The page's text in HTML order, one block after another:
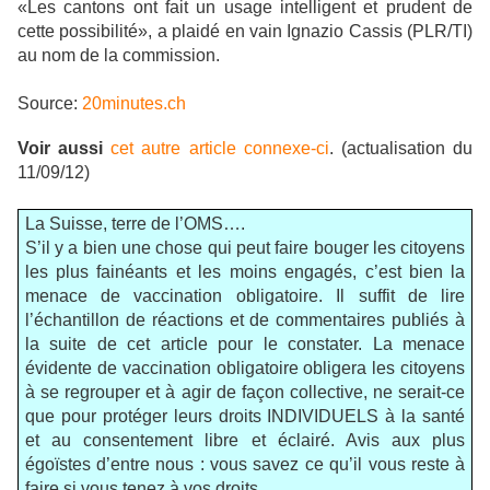
«Les cantons ont fait un usage intelligent et prudent de
cette possibilité», a plaidé en vain Ignazio Cassis (PLR/TI)
au nom de la commission.
Source: 20minutes.ch
Voir aussi cet autre article connexe-ci. (actualisation du
11/09/12)
La Suisse, terre de l’OMS….
S’il y a bien une chose qui peut faire bouger les citoyens
les plus fainéants et les moins engagés, c’est bien la
menace de vaccination obligatoire. Il suffit de lire
l’échantillon de réactions et de commentaires publiés à
la suite de cet article pour le constater. La menace
évidente de vaccination obligatoire obligera les citoyens
à se regrouper et à agir de façon collective, ne serait-ce
que pour protéger leurs droits INDIVIDUELS à la santé
et au consentement libre et éclairé. Avis aux plus
égoïstes d’entre nous : vous savez ce qu’il vous reste à